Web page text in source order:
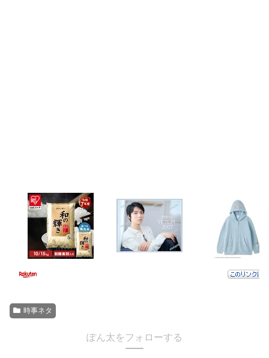
時事ネタ
ぽん太をフォローする